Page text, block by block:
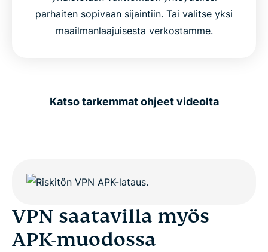
parhaiten sopivaan sijaintiin. Tai valitse yksi
maailmanlaajuisesta verkostamme.
Katso tarkemmat ohjeet videolta
VPN saatavilla myös
APK-muodossa